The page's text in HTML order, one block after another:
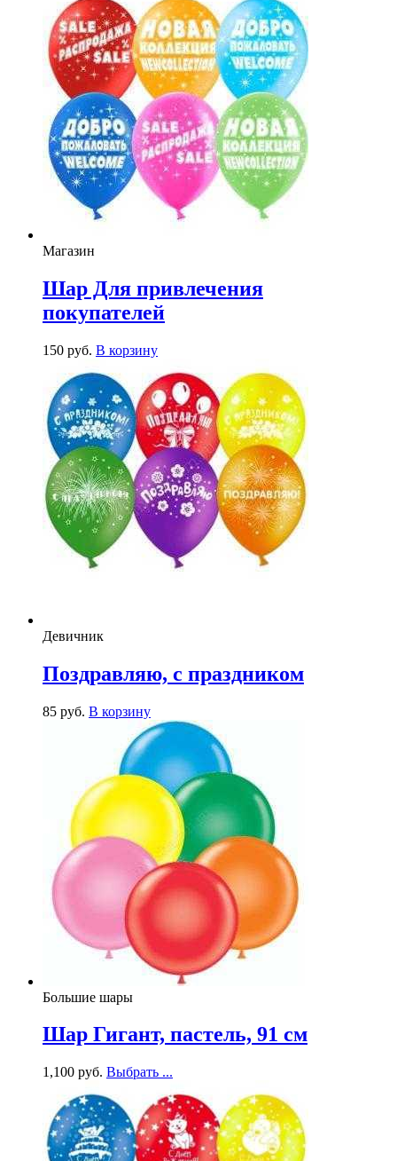
Магазин
Шар Для привлечения
покупателей
150 руб. В корзину
Девичник
Поздравляю, с праздником
85 руб. В корзину
Большие шары
Шар Гигант, пастель, 91 см
1,100 руб. Выбрать ...